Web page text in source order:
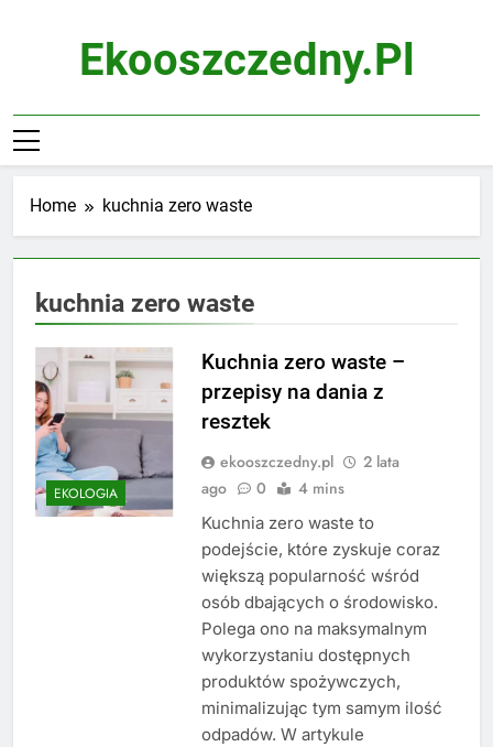
Ekooszczedny.pl
Home kuchnia zero waste
kuchnia zero waste
EKOLOGIA
Kuchnia zero waste –
przepisy na dania z
resztek
ekooszczedny.pl
2 lata
ago
0 4 mins
Kuchnia zero waste to
podejście, które zyskuje coraz
większą popularność wśród
osób dbających o środowisko.
Polega ono na maksymalnym
wykorzystaniu dostępnych
produktów spożywczych,
minimalizując tym samym ilość
odpadów. W artykule